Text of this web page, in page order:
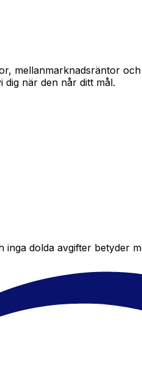
mellanmarknadsräntor
dig när den når ditt mål.
dolda avgifter betyder